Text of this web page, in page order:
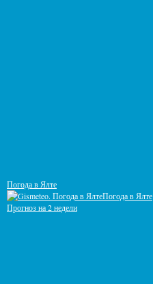
Погода в Ялте
Погода в Ялте
Прогноз на 2 недели